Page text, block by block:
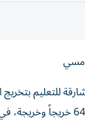
للتعليم
طلبتها، وضمت 641